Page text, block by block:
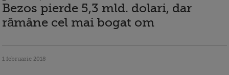
Bezos pierde 5,3 mld. dolari, dar
rămâne cel mai bogat om
1 februarie 2018